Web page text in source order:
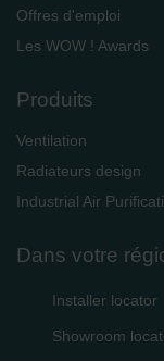
Offres d'emploi
Les WOW ! Awards
Produits
Ventilation
Radiateurs design
Industrial Air
Dans votre
Installer locator
Showroom